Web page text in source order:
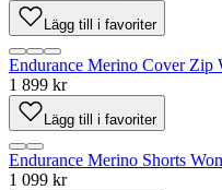
Lägg till i favoriter
Endurance Merino Cover Zip
1 899 kr
Lägg till i favoriter
Endurance Merino Shorts
1 099 kr